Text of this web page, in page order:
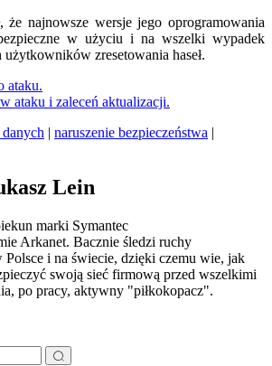
że najnowsze wersje jego oprogramowania
w użyciu i na wszelki wypadek
użytkowników zresetowania haseł.
ataku.
ataku i zaleceń aktualizacji.
| naruszenie bezpieczeństwa |
Lein
marki Symantec
Arkanet. Bacznie śledzi ruchy
Polsce i na świecie, dzięki czemu wie, jak
swoją sieć firmową przed wszelkimi
po pracy, aktywny "piłkokopacz".